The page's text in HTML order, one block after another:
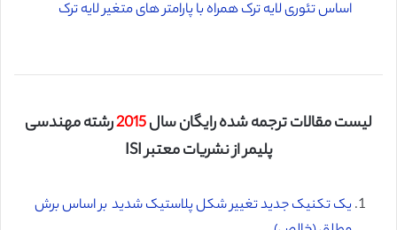
اساس تئوری لایه ترک همراه با پارامتر های متغیر لایه ترک
لیست مقالات ترجمه شده رایگان سال2015رشته مهندسی
پلیمر از نشریات معتبر ISI
یک تکنیک جدید تغییر شکل پلاستیک شدید بر اساس برش